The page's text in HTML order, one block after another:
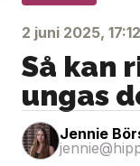
2 juni 2025, 17:12
Så kan
ungas
Jennie